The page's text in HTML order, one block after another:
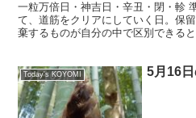
一粒万倍日・神吉日・辛丑・閉・軫
て、道筋をクリアにしていく日。保
棄するものが自分の中で区別できる
Today's KOYOMI 5月16